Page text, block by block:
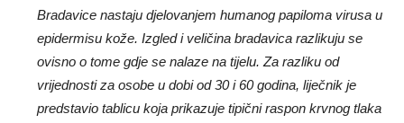
Bradavice nastaju djelovanjem humanog papiloma virusa u
epidermisu kože. Izgled i veličina bradavica razlikuju se
ovisno o tome gdje se nalaze na tijelu. Za razliku od
vrijednosti za osobe u dobi od 30 i 60 godina, liječnik je
predstavio tablicu koja prikazuje tipični raspon krvnog tlaka